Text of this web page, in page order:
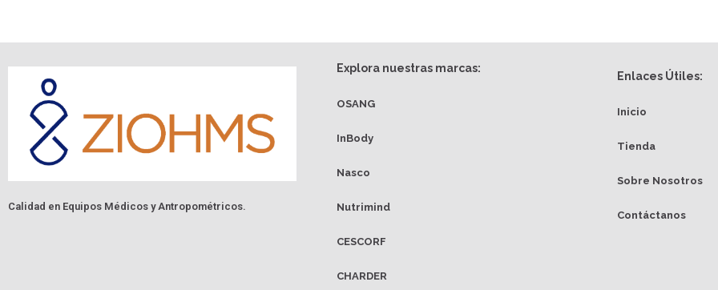
Calidad en Equipos Médicos y Antropométricos.
Explora nuestras marcas:
OSANG
InBody
Nasco
Nutrimind
CESCORF
CHARDER
Enlaces Útiles:
Inicio
Tienda
Sobre Nosotros
Contáctanos